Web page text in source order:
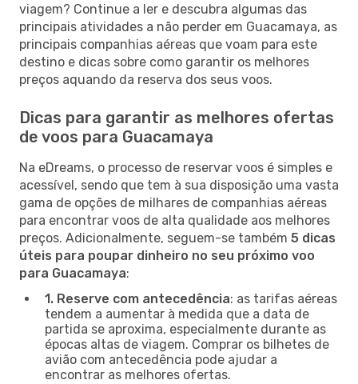
viagem? Continue a ler e descubra algumas das
principais atividades a não perder em Guacamaya, as
principais companhias aéreas que voam para este
destino e dicas sobre como garantir os melhores
preços aquando da reserva dos seus voos.
Dicas para garantir as melhores ofertas
de voos para Guacamaya
Na eDreams, o processo de reservar voos é simples e
acessível, sendo que tem à sua disposição uma vasta
gama de opções de milhares de companhias aéreas
para encontrar voos de alta qualidade aos melhores
preços. Adicionalmente, seguem-se também 5 dicas
úteis para poupar dinheiro no seu próximo voo
para Guacamaya:
1. Reserve com antecedência: as tarifas aéreas
tendem a aumentar à medida que a data de
partida se aproxima, especialmente durante as
épocas altas de viagem. Comprar os bilhetes de
avião com antecedência pode ajudar a
encontrar as melhores ofertas.